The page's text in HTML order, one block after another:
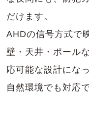
だけます。
AHDの信号方式で
壁・天井・ポール
応可能な設計にな
自然環境でも対応